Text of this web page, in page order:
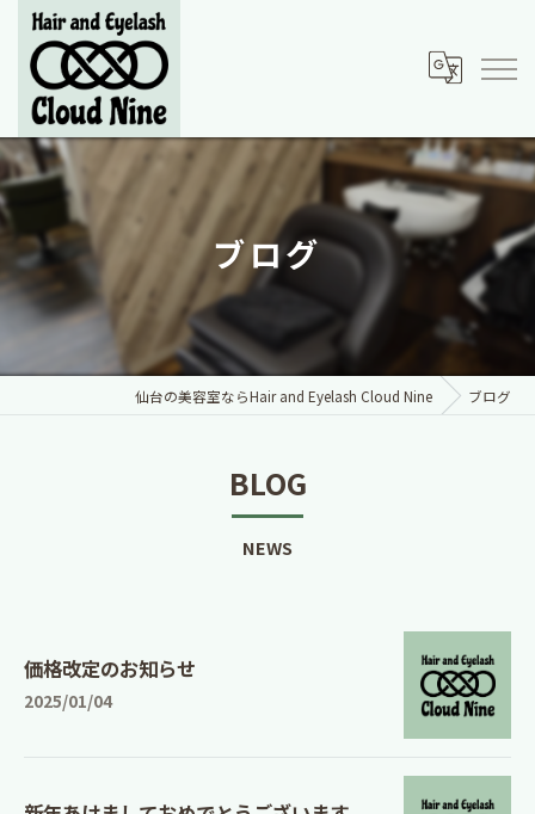
ブログ
仙台の美容室ならHair and Eyelash Cloud Nine ブログ
BLOG
NEWS
価格改定のお知らせ
2025/01/04